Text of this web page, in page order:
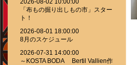
2026-08-02 10:00:00
「布もの掘り出しもの市」スター
ト！
2026-08-01 18:00:00
8月のスケジュール
2026-07-31 14:00:00
～KOSTA BODA Bertil Vallien作